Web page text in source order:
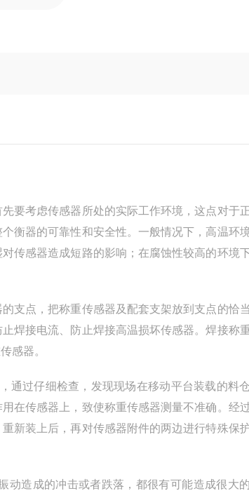
要考虑传感器所处的实际工作环境，这点对于
衡器的可靠性和安全性。一般情况下，高温环
传感器造成短路的影响；在腐蚀性较高的环境
支点，把称重传感器及配套支架放到支点的恰
焊接电流、防止焊接高温损坏传感器。焊接称
感器。
通过仔细检查，发现现场在移动平台装载的料
在传感器上，致使称重传感器测量不准确。经
新装上后，再对传感器附件的两边进行特殊保
动造成的冲击或者跌落，都很有可能造成很大